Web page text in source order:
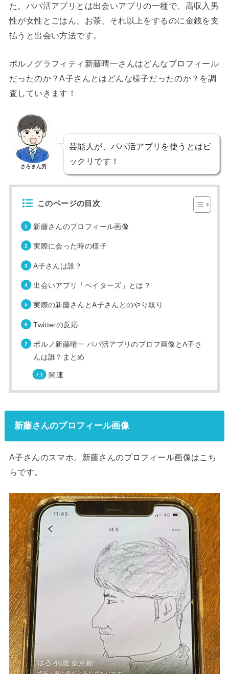
た。パパ活アプリとは出会いアプリの一種で、高収入男
性が女性とごはん、お茶、それ以上をするのに金銭を支
払うと出会い方法です。
ポルノグラフィティ新藤晴一さんはどんなプロフィール
だったのか？A子さんとはどんな様子だったのか？を調
査していきます！
さろまん男
芸能人が、パパ活アプリを使うとはビ
ックリです！
このページの目次
新藤さんのプロフィール画像
実際に会った時の様子
A子さんは誰？
出会いアプリ「ペイターズ」とは？
実際の新藤さんとA子さんとのやり取り
Twitterの反応
ポルノ新藤晴一 パパ活アプリのプロフ画像とA子さ
んは誰？まとめ
関連
新藤さんのプロフィール画像
A子さんのスマホ。新藤さんのプロフィール画像はこち
らです。